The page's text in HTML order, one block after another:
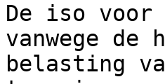
De iso
vanwege de
belasting